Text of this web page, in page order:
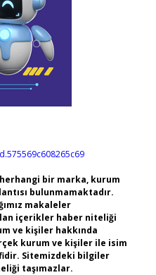
bir marka, kurum
bulunmamaktadır.
makaleler
içerikler haber niteliği
ve kişiler hakkında
kurum ve kişiler ile isim
Sitemizdeki bilgiler
taşımazlar.